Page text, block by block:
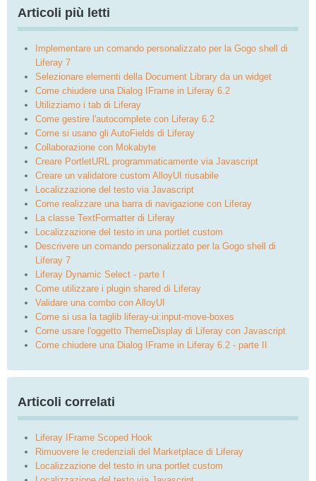
Articoli più letti
Implementare un comando personalizzato per la Gogo shell di
Liferay 7
Selezionare elementi della Document Library da un widget
Come chiudere una Dialog IFrame in Liferay 6.2
Utilizziamo i tab di Liferay
Come gestire l'autocomplete con Liferay 6.2
Come si usano gli AutoFields di Liferay
Collaborazione con Mokabyte
Creare PortletURL programmaticamente via Javascript
Creare un validatore custom AlloyUI riusabile
Localizzazione del testo via Javascript
Come realizzare una barra di navigazione con Liferay
La classe TextFormatter di Liferay
Localizzazione del testo in una portlet custom
Descrivere un comando personalizzato per la Gogo shell di
Liferay 7
Liferay Dynamic Select - parte I
Come utilizzare i plugin shared di Liferay
Validare una combo con AlloyUI
Come si usa la taglib liferay-ui:input-move-boxes
Come usare l'oggetto ThemeDisplay di Liferay con Javascript
Come chiudere una Dialog IFrame in Liferay 6.2 - parte II
Articoli correlati
Liferay IFrame Scoped Hook
Rimuovere le credenziali del Marketplace di Liferay
Localizzazione del testo in una portlet custom